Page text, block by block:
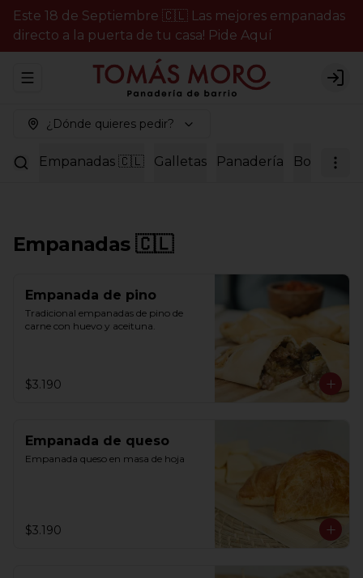
Este 18 de Septiembre 🇨🇱 Las mejores empanadas
directo a la puerta de tu casa! Pide Aquí
Abrir menu de navegación
¿Dónde quieres pedir?
Empanadas 🇨🇱 Galletas Panadería Bollería
Empanadas 🇨🇱
Empanada de pino
Tradicional empanadas de pino de
carne con huevo y aceituna.
$3.190
Empanada de queso
Empanada queso en masa de hoja
$3.190